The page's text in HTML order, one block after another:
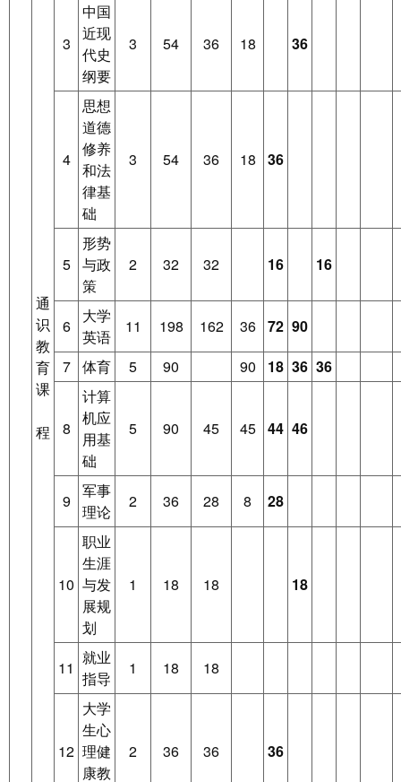
通
识
教
育
课
程
3
中国
近现
代史
纲要
3 54 36 18 36
4
思想
道德
修养
和法
律基
础
3 54 36 18 36
5
形势
与政
策
2 32 32 16 16
6
大学
英语
11 198 162 36 72 90
7 体育 5 90 90 18 36 36
8
计算
机应
用基
础
5 90 45 45 44 46
9
军事
理论
2 36 28 8 28
10
职业
生涯
与发
展规
划
1 18 18 18
11
就业
指导
1 18 18
12
大学
生心
理健
康教
2 36 36 36